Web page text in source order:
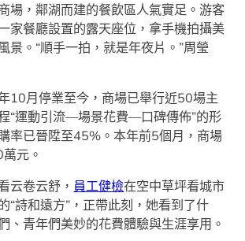
場，鄰湖而建的餐飲區人氣實足。游客
家餐廳設置的露天座位，拿手機拍攝美
景。“順手一拍，就是年夜片。”周瑩
10月停業至今，商場已舉行近50場主
“運動引流—場景花費—口碑傳佈”的形
率已晉陞至45%。本年前5個月，商場
元。
云卷云舒， 員工健檢在空中草坪看城市
“詩和遠方”，正帶此刻，她看到了什
、青年們美妙的花費體驗與生涯享用。